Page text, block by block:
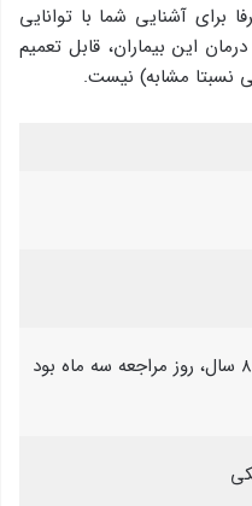
آشنایی شما با توانایی
این بیماران، قابل تعمیم
نسبتا مشابه) نیست.
پریود نامنظم ( به مدت ۸ سال، روز مراجعه سه ماه بود